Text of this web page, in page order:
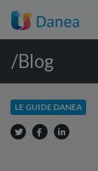
/Blog
LE GUIDE DANEA